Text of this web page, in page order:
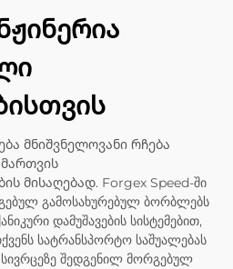
მნიშვნელოვანი რჩება
მისაღებად. Forgex Speed-ში
გამოსახურებულ ბორბლებს
დამუშავების სისტემებით,
სატრანსპორტო საშუალებას
შედგენილ მორგებულ